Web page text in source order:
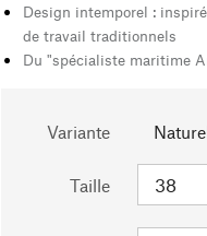
Design intemporel :
de travail traditionnels
Du "spécialiste maritime
Variante
Taille